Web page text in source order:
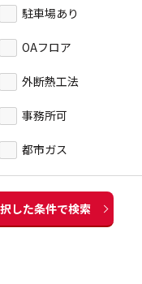
駐車場あり
OAフロア
外断熱工法
事務所可
都市ガス
した条件で検索